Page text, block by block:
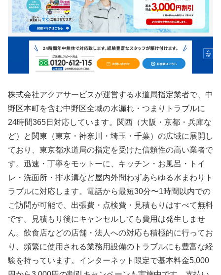
株式会社アクアサービスが運営する水道局指定業者で、中
野区本町を含む中野区全域の水漏れ・つまりトラブルに
24時間365日対応しています。関西（大阪・京都・兵庫な
ど）と関東（東京・神奈川・埼玉・千葉）の広域に展開し
ており、東京都水道局の指定を受けた信頼性の高い業者で
す。迅速・丁寧をモットーに、キッチン・お風呂・トイ
レ・洗面所・排水溝など屋内外問わずあらゆる水まわりト
ラブルに対応します。電話から最短30分〜1時間以内での
ご訪問が可能で、出張費・点検費・見積もりはすべて無料
です。見積もり後にキャンセルしても費用は発生しませ
ん。飲食店などの店舗・法人への対応も積極的に行ってお
り、頻繁に使用される業務用設備のトラブルにも豊富な経
験を持っています。インターネット限定で基本料金5,000